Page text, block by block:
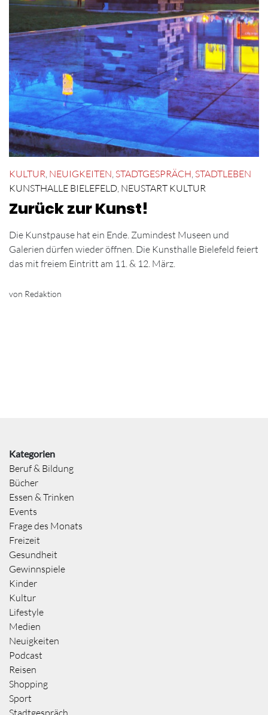
KULTUR NEUIGKEITEN STADTGESPRÄCH STADTLEBEN
KUNSTHALLE BIELEFELD NEUSTART KULTUR
Zurück zur Kunst!
Die Kunstpause hat ein Ende. Zumindest Museen und
Galerien dürfen wieder öffnen. Die Kunsthalle Bielefeld feiert
das mit freiem Eintritt am 11. & 12. März.
von Redaktion
Kategorien
Beruf & Bildung
Bücher
Essen & Trinken
Events
Frage des Monats
Freizeit
Gesundheit
Gewinnspiele
Kinder
Kultur
Lifestyle
Medien
Neuigkeiten
Podcast
Reisen
Shopping
Sport
Stadtgespräch